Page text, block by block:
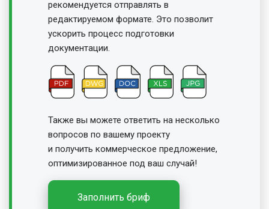
рекомендуется отправлять в
редактируемом формате. Это позволит
ускорить процесс подготовки
документации.
Также вы можете ответить на несколько
вопросов по вашему проекту
и получить коммерческое предложение,
оптимизированное под ваш случай!
Заполнить бриф